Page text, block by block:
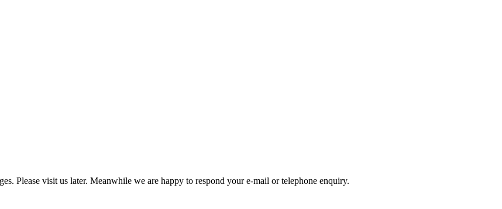
Please visit us later. Meanwhile we are happy to respond your e-mail or telephone enquiry.